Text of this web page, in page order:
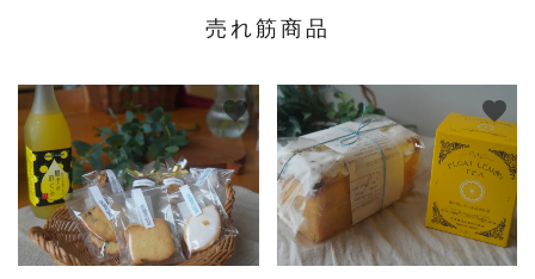
売れ筋商品
favorite favorite